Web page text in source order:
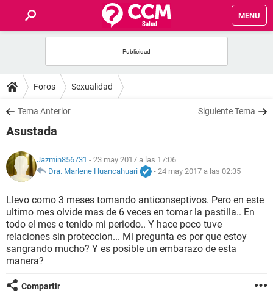
MENU
FOROS
SALUD
NUTRICIÓN
BIENESTAR
SEXUALIDAD
GLOSARIO
Foros Sexualidad
Tema Anterior Siguiente Tema
Asustada
Jazmin856731 - 23 may 2017 a las 17:06
Dra. Marlene Huancahuari
- 24 may 2017 a las 02:35
Llevo como 3 meses tomando anticonseptivos. Pero en este
ultimo mes olvide mas de 6 veces en tomar la pastilla.. En
todo el mes e tenido mi periodo.. Y hace poco tuve
relaciones sin proteccion... Mi pregunta es por que estoy
sangrando mucho? Y es posible un embarazo de esta
manera?
Compartir